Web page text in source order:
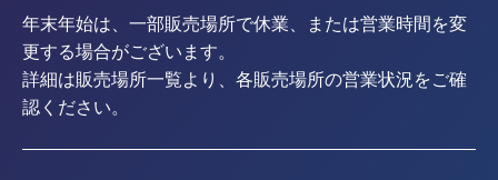
年末年始は、一部販売場所で休業、または営業時間を変
更する場合がございます。
詳細は販売場所一覧より、各販売場所の営業状況をご確
認ください。